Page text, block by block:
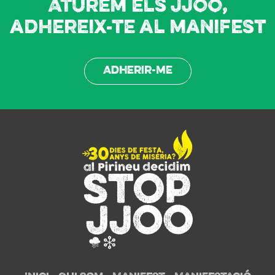
Aturem els JJOO,
adhereix-te al manifest
Adherir-me